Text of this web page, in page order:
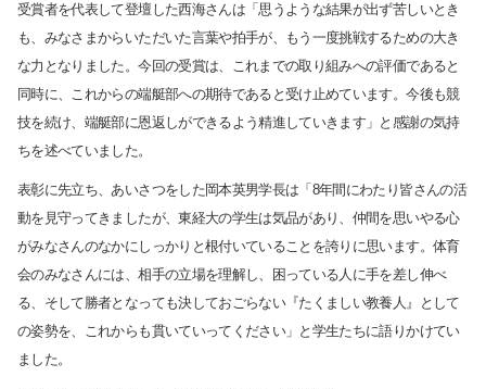
受賞者を代表して登壇した西海さんは「思うような結果が出ず苦しいとき
も、みなさまからいただいた言葉や拍手が、もう一度挑戦するための大き
な力となりました。今回の受賞は、これまでの取り組みへの評価であると
同時に、これからの端艇部への期待であると受け止めています。今後も競
技を続け、端艇部に恩返しができるよう精進していきます」と感謝の気持
ちを述べていました。
表彰に先立ち、あいさつをした岡本英男学長は「 8年間にわたり皆さんの活
動を見守ってきましたが、東経大の学生は気品があり、仲間を思いやる心
がみなさんのなかにしっかりと根付いていることを誇りに思います。体育
会のみなさんには、相手の立場を理解し、困っている人に手を差し伸べ
る、そして勝者となっても決しておごらない『たくましい教養人』として
の姿勢を、これからも貫いていってください」と学生たちに語りかけてい
ました。